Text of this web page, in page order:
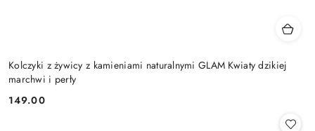
Kolczyki z żywicy z kamieniami naturalnymi GLAM Kwiaty dzikiej
marchwi i perły
Cena:
149.00